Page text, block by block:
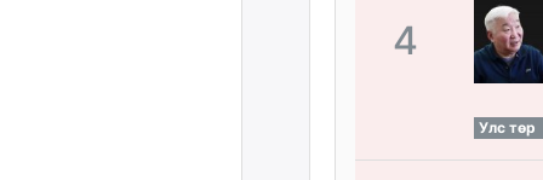
4
Улс төр